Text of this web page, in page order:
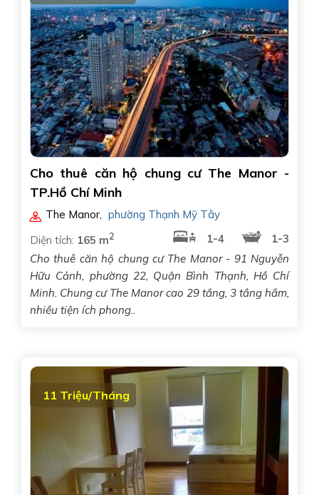
Cho thuê căn hộ chung cư The Manor -
TP.Hồ Chí Minh
The Manor, phường Thạnh Mỹ Tây
Diện tích: 165 m2 1-4
1-3
Cho thuê căn hộ chung cư The Manor - 91 Nguyễn
Hữu Cảnh, phường 22, Quận Bình Thạnh, Hồ Chí
Minh. Chung cư The Manor cao 29 tầng, 3 tầng hầm,
nhiều tiện ích phong..
11 Triệu/Tháng